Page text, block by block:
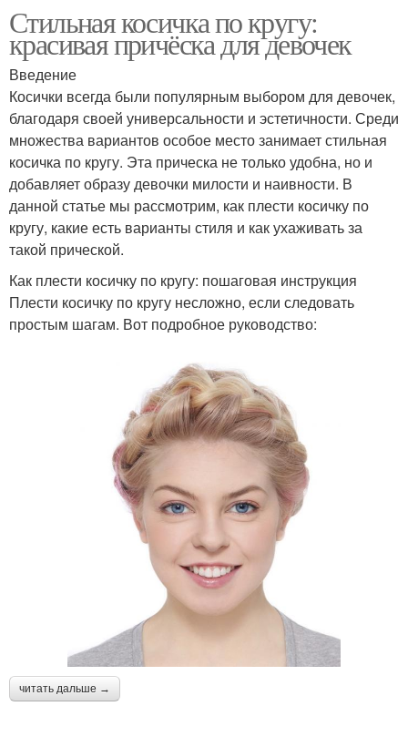
Стильная косичка по кругу:
красивая причёска для девочек
Введение
Косички всегда были популярным выбором для девочек,
благодаря своей универсальности и эстетичности. Среди
множества вариантов особое место занимает стильная
косичка по кругу. Эта прическа не только удобна, но и
добавляет образу девочки милости и наивности. В
данной статье мы рассмотрим, как плести косичку по
кругу, какие есть варианты стиля и как ухаживать за
такой прической.
Как плести косичку по кругу: пошаговая инструкция
Плести косичку по кругу несложно, если следовать
простым шагам. Вот подробное руководство:
читать дальше →